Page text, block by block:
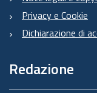
Privacy e Cookie
Dichiarazione di
Redazione